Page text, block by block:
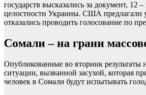
государств высказались за документ,
целостности Украины. США предлагали
отказались проводить голосование по
Сомали – на грани
Опубликованные во вторник результаты
ситуации, вызванной засухой, которая
человек в Сомали будут испытывать